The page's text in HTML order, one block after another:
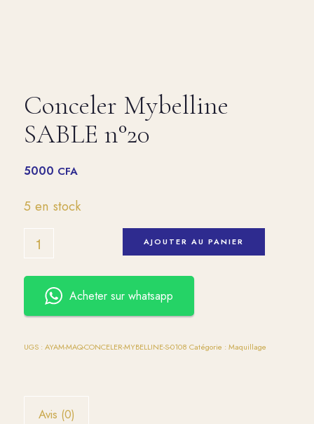
Conceler Mybelline
SABLE n°20
5000 CFA
5 en stock
AJOUTER AU PANIER
Acheter sur whatsapp
UGS : AYAM-MAQ-CONCELER-MYBELLINE-S-0108 Catégorie : Maquillage
Avis (0)